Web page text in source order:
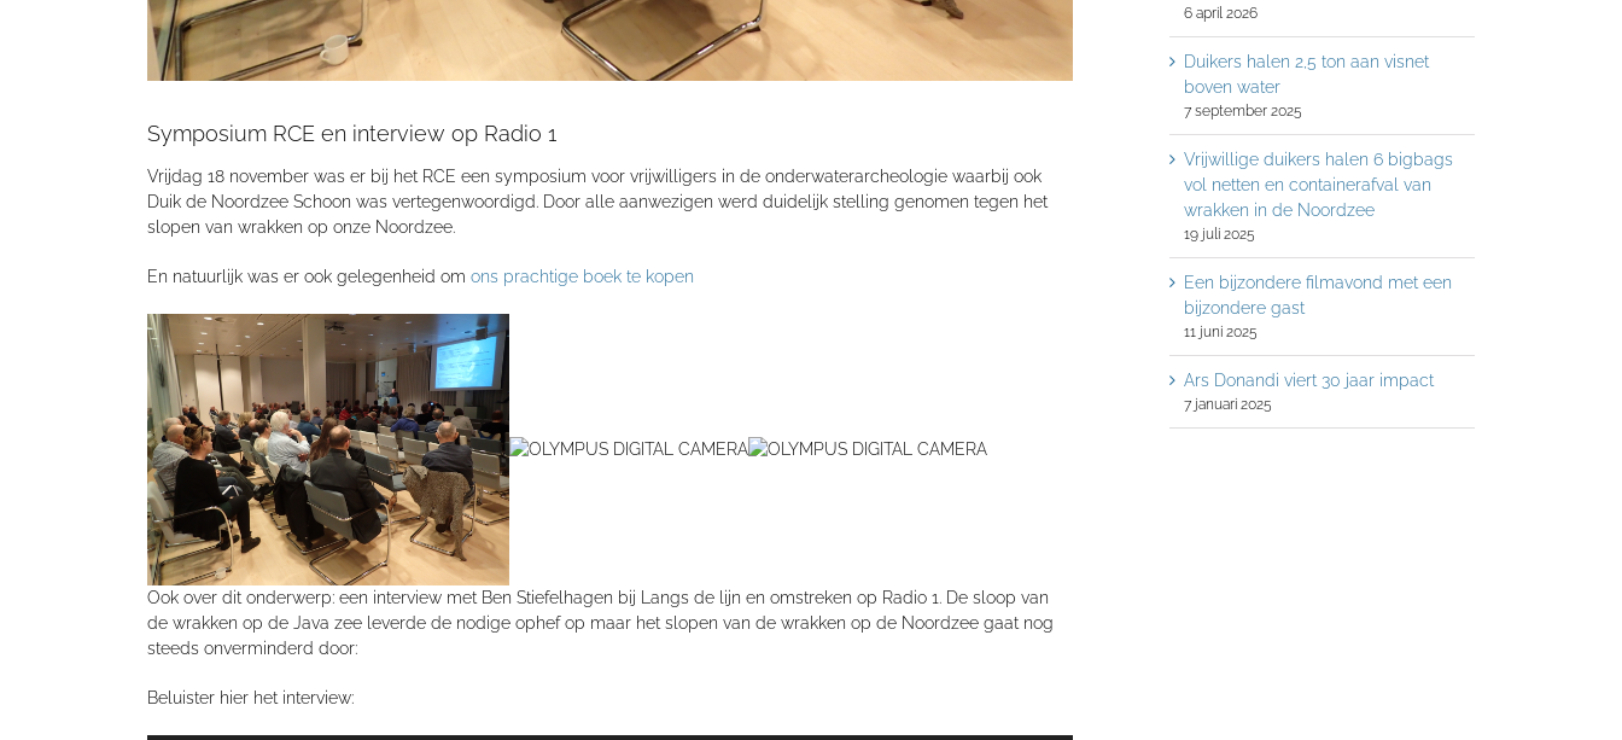
Symposium RCE en interview op Radio 1
Vrijdag 18 november was er bij het RCE een symposium voor vrijwilligers in de onderwaterarcheologie waarbij ook
Duik de Noordzee Schoon was vertegenwoordigd. Door alle aanwezigen werd duidelijk stelling genomen tegen het
slopen van wrakken op onze Noordzee.
En natuurlijk was er ook gelegenheid om ons prachtige boek te kopen
Ook over dit onderwerp: een interview met Ben Stiefelhagen bij Langs de lijn en omstreken op Radio 1. De sloop van
de wrakken op de Java zee leverde de nodige ophef op maar het slopen van de wrakken op de Noordzee gaat nog
steeds onverminderd door:
Beluister hier het interview:
6 april 2026
Duikers halen 2,5 ton aan visnet
boven water
7 september 2025
Vrijwillige duikers halen 6 bigbags
vol netten en containerafval van
wrakken in de Noordzee
19 juli 2025
Een bijzondere filmavond met een
bijzondere gast
11 juni 2025
Ars Donandi viert 30 jaar impact
7 januari 2025